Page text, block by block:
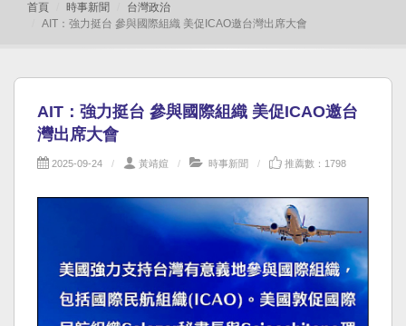
首頁 時事新聞
台灣政治
AIT：強力挺台 參與國際組織 美促ICAO邀台灣出席大會
AIT：強力挺台 參與國際組織 美促ICAO邀台
灣出席大會
2025-09-24 黃靖媗 時事新聞 推薦數：1798